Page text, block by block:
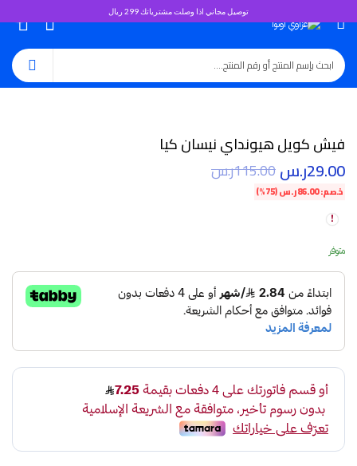
توصيل مجاني اذا وصلت مشترياتك 299 ريال
فيش كويل هيونداي نيسان كيا
29.00ر.س115.00ر.س
خصم:86.00ر.س(75%)
متوفر